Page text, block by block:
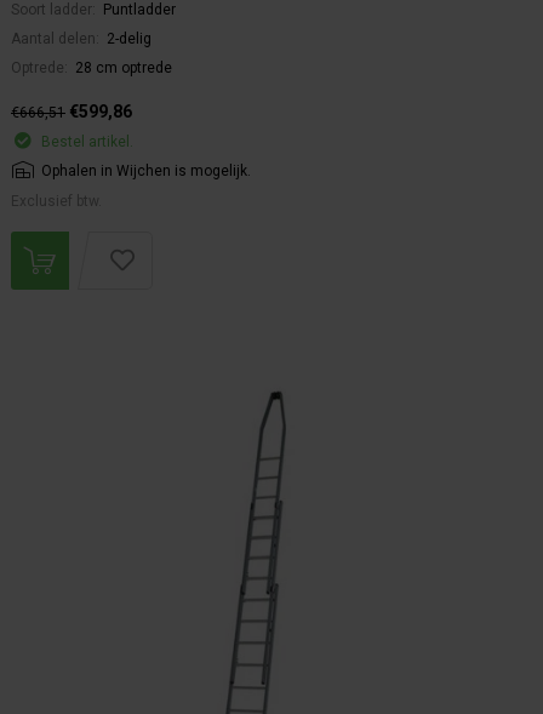
Soort ladder:
Puntladder
Aantal delen:
2-delig
Optrede:
28 cm optrede
€666,51 €599,86
Bestel artikel.
Ophalen in Wijchen is mogelijk.
Exclusief btw.